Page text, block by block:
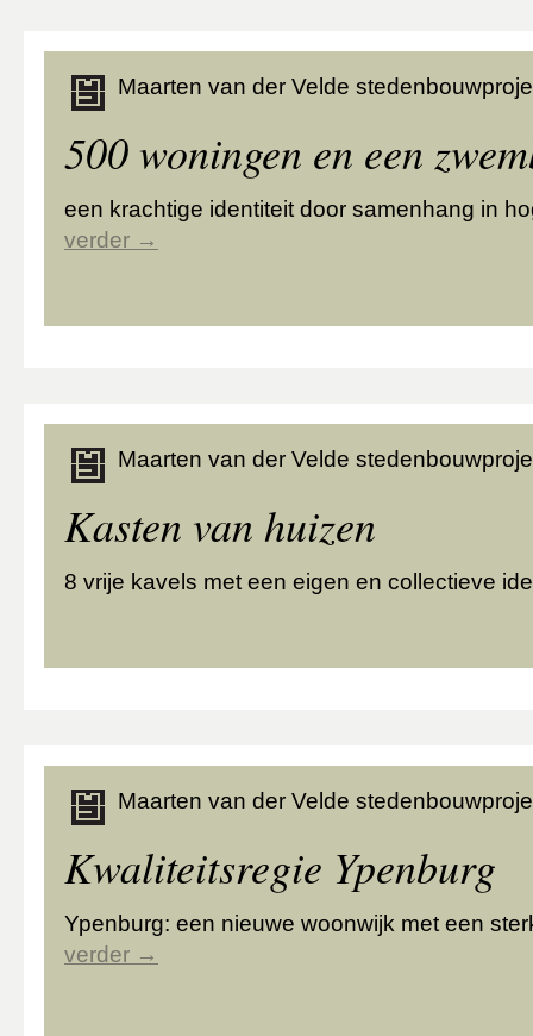
Maarten van der Velde
500 woningen en een
een krachtige identiteit door samenhang in
verder →
Maarten van der Velde
Kasten van huizen
8 vrije kavels met een eigen en collectieve
Maarten van der Velde
Kwaliteitsregie Ypenburg
Ypenburg: een nieuwe woonwijk met een
verder →